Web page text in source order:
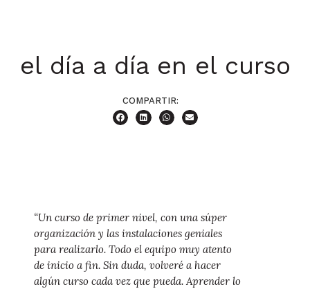
el día a día en el curso
“Un curso de primer nivel, con una súper
organización y las instalaciones geniales
para realizarlo. Todo el equipo muy atento
de inicio a fin. Sin duda, volveré a hacer
algún curso cada vez que pueda. Aprender lo